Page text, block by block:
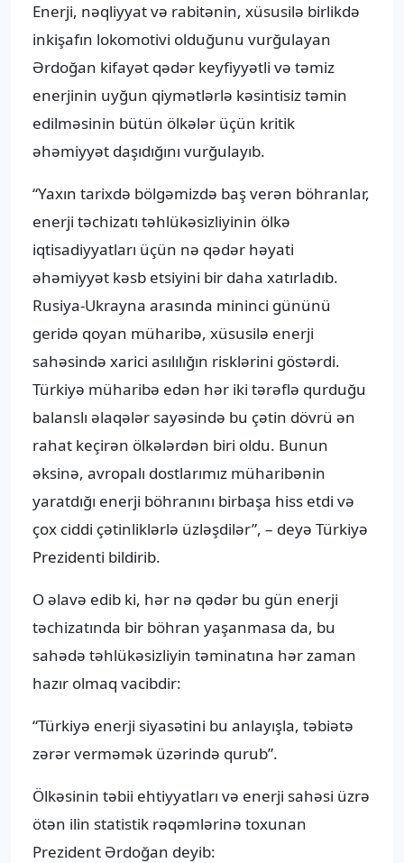
Enerji, nəqliyyat və rabitənin, xüsusilə birlikdə
inkişafın lokomotivi olduğunu vurğulayan
Ərdoğan kifayət qədər keyfiyyətli və təmiz
enerjinin uyğun qiymətlərlə kəsintisiz təmin
edilməsinin bütün ölkələr üçün kritik
əhəmiyyət daşıdığını vurğulayıb.
“Yaxın tarixdə bölgəmizdə baş verən böhranlar,
enerji təchizatı təhlükəsizliyinin ölkə
iqtisadiyyatları üçün nə qədər həyati
əhəmiyyət kəsb etsiyini bir daha xatırladıb.
Rusiya-Ukrayna arasında mininci gününü
geridə qoyan müharibə, xüsusilə enerji
sahəsində xarici asılılığın risklərini göstərdi.
Türkiyə müharibə edən hər iki tərəflə qurduğu
balanslı əlaqələr sayəsində bu çətin dövrü ən
rahat keçirən ölkələrdən biri oldu. Bunun
əksinə, avropalı dostlarımız müharibənin
yaratdığı enerji böhranını birbaşa hiss etdi və
çox ciddi çətinliklərlə üzləşdilər”, – deyə Türkiyə
Prezidenti bildirib.
O əlavə edib ki, hər nə qədər bu gün enerji
təchizatında bir böhran yaşanmasa da, bu
sahədə təhlükəsizliyin təminatına hər zaman
hazır olmaq vacibdir:
“Türkiyə enerji siyasətini bu anlayışla, təbiətə
zərər verməmək üzərində qurub”.
Ölkəsinin təbii ehtiyyatları və enerji sahəsi üzrə
ötən ilin statistik rəqəmlərinə toxunan
Prezident Ərdoğan deyib: